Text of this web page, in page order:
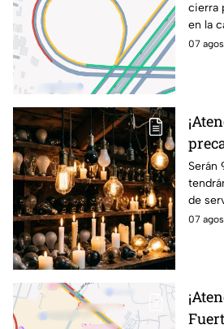
vías
cierra
en la
07
Serán
de
ocho
07